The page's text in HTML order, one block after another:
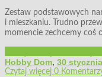
Zestaw podstawowych
i mieszkaniu. Trudno
momencie zechcemy coś
Hobby Dom, 30
Czytaj więcej 0